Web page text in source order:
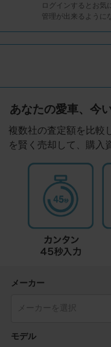
ログインするとお気
管理が出来るように
あなたの愛車、今
複数社の査定額を比較
を賢く売却して、購入
メーカー
モデル